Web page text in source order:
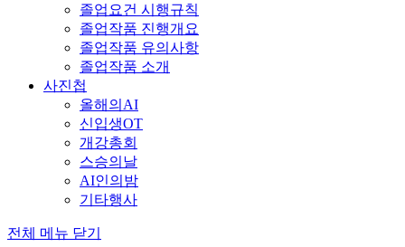
졸업요건 시행규칙
졸업작품 진행개요
졸업작품 유의사항
졸업작품 소개
사진첩
올해의AI
신입생OT
개강총회
스승의날
AI인의밤
기타행사
전체 메뉴 닫기